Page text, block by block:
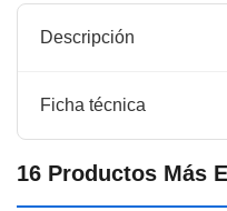
Descripción
Ficha técnica
MARCA::
16 Productos Más